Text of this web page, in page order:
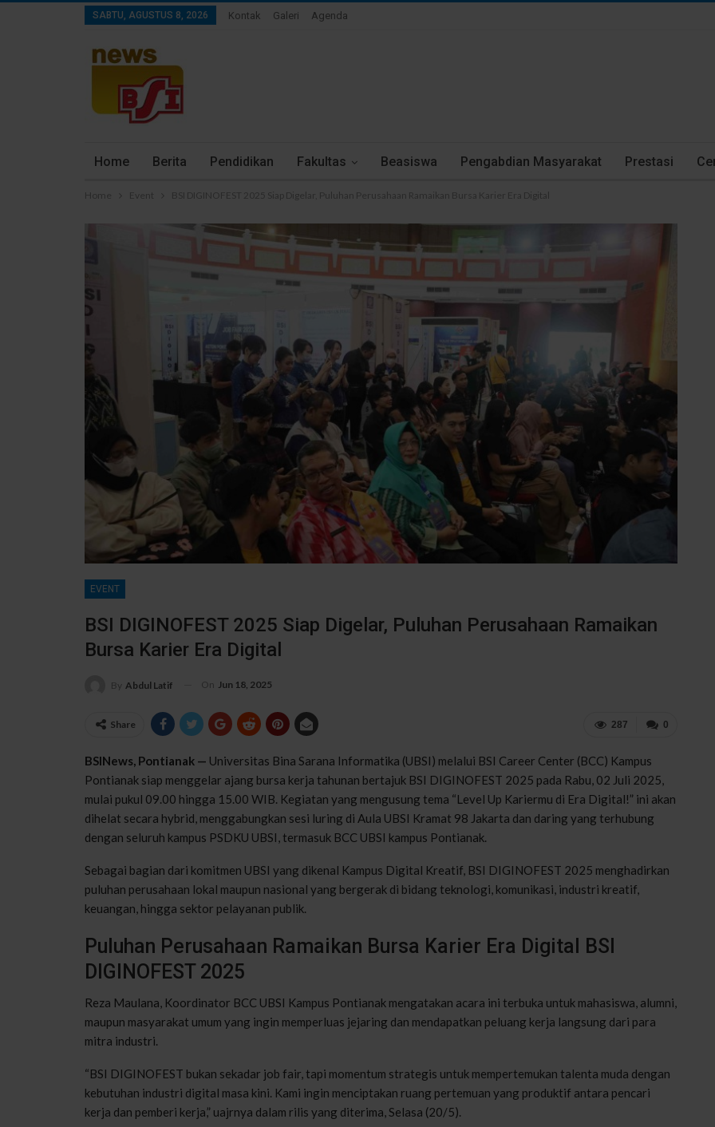
SABTU, AGUSTUS 8, 2026 Kontak Galeri Agenda
Home Berita Pendidikan Fakultas Beasiswa Pengabdian Masyarakat Prestasi
Home Event BSI DIGINOFEST 2025 Siap Digelar, Puluhan Perusahaan Ramaikan Bursa Karier Era Digital
EVENT
BSI DIGINOFEST 2025 Siap Digelar, Puluhan Perusahaan Ramaikan
Bursa Karier Era Digital
By Abdul Latif On Jun 18, 2025
0
287
Share
BSINews, Pontianak — Universitas Bina Sarana Informatika (UBSI) melalui BSI Career Center (BCC) Kampus
Pontianak siap menggelar ajang bursa kerja tahunan bertajuk BSI DIGINOFEST 2025 pada Rabu, 02 Juli 2025,
mulai pukul 09.00 hingga 15.00 WIB. Kegiatan yang mengusung tema “Level Up Kariermu di Era Digital!” ini akan
dihelat secara hybrid, menggabungkan sesi luring di Aula UBSI Kramat 98 Jakarta dan daring yang terhubung
dengan seluruh kampus PSDKU UBSI, termasuk BCC UBSI kampus Pontianak.
Sebagai bagian dari komitmen UBSI yang dikenal Kampus Digital Kreatif, BSI DIGINOFEST 2025 menghadirkan
puluhan perusahaan lokal maupun nasional yang bergerak di bidang teknologi, komunikasi, industri kreatif,
keuangan, hingga sektor pelayanan publik.
Puluhan Perusahaan Ramaikan Bursa Karier Era Digital BSI
DIGINOFEST 2025
Reza Maulana, Koordinator BCC UBSI Kampus Pontianak mengatakan acara ini terbuka untuk mahasiswa, alumni,
maupun masyarakat umum yang ingin memperluas jejaring dan mendapatkan peluang kerja langsung dari para
mitra industri.
“BSI DIGINOFEST bukan sekadar job fair, tapi momentum strategis untuk mempertemukan talenta muda dengan
kebutuhan industri digital masa kini. Kami ingin menciptakan ruang pertemuan yang produktif antara pencari
kerja dan pemberi kerja,” uajrnya dalam rilis yang diterima, Selasa (20/5).